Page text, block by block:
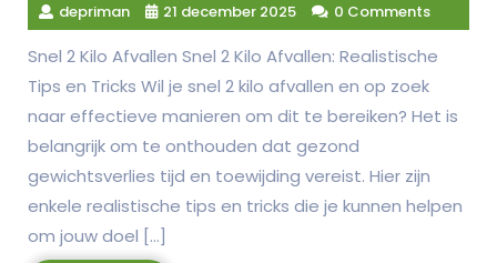
depriman 21 december 2025 0 Comments
Snel 2 Kilo Afvallen Snel 2 Kilo Afvallen: Realistische
Tips en Tricks Wil je snel 2 kilo afvallen en op zoek
naar effectieve manieren om dit te bereiken? Het is
belangrijk om te onthouden dat gezond
gewichtsverlies tijd en toewijding vereist. Hier zijn
enkele realistische tips en tricks die je kunnen helpen
om jouw doel […]